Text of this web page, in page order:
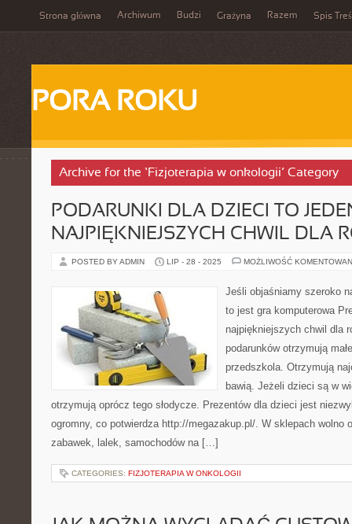
Strona główna Archiwum Budzi Grażyna Razem Spis
PORA ROKU
Archive for the ‘Fizjoterapia w onkologii’ Category
PODARUNKI DLA DZIECI TO
NAJPIĘKNIEJSZYCH CHWIL DLA
POSTED BY ADMIN LIP - 28 - 2025 MOŻLIWOŚĆ
Jeśli objaśniamy szeroko
to jest gra komputerowa
najpiękniejszych chwil dla
podarunków otrzymują
przedszkola. Otrzymują
bawią. Jeżeli dzieci są w
otrzymują oprócz tego słodycze. Prezentów dla dzieci jest
ogromny, co potwierdza http://megazakup.pl/. W sklepach wolno
zabawek, lalek, samochodów na […]
CATEGORIES: FIZJOTERAPIA W ONKOLOGII